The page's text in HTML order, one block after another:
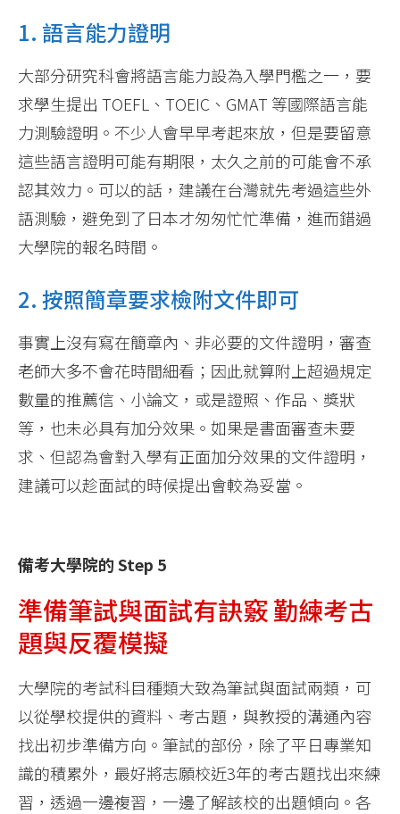
1. 語言能力證明
大部分研究科會將語言能力設為入學門檻之一，要
求學生提出 TOEFL、TOEIC、GMAT 等國際語言能
力測驗證明。不少人會早早考起來放，但是要留意
這些語言證明可能有期限，太久之前的可能會不承
認其效力。可以的話，建議在台灣就先考過這些外
語測驗，避免到了日本才匆匆忙忙準備，進而錯過
大學院的報名時間。
2. 按照簡章要求檢附文件即可
事實上沒有寫在簡章內、非必要的文件證明，審查
老師大多不會花時間細看；因此就算附上超過規定
數量的推薦信、小論文，或是證照、作品、獎狀
等，也未必具有加分效果。如果是書面審查未要
求、但認為會對入學有正面加分效果的文件證明，
建議可以趁面試的時候提出會較為妥當。
備考大學院的 Step 5
準備筆試與面試有訣竅 勤練考古
題與反覆模擬
大學院的考試科目種類大致為筆試與面試兩類，可
以從學校提供的資料、考古題，與教授的溝通內容
找出初步準備方向。筆試的部份，除了平日專業知
識的積累外，最好將志願校近3年的考古題找出來練
習，透過一邊複習，一邊了解該校的出題傾向。各